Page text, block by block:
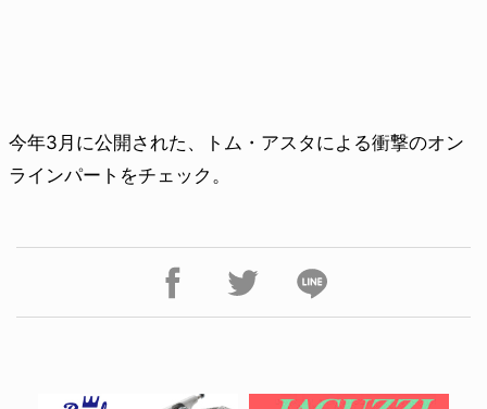
今年3月に公開された、トム・アスタによる衝撃のオン
ラインパートをチェック。